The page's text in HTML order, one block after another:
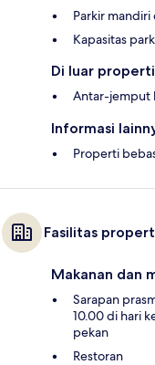
Parkir
Kapasitas
Di luar properti
Antar-jemput
Informasi
Properti
Fasilitas
Makanan dan
Sarapan
10.00 di hari
pekan
Restoran